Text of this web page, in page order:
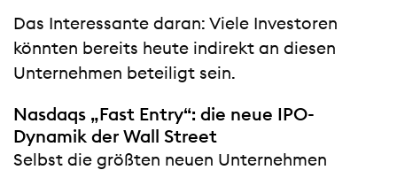
Das Interessante daran: Viele Investoren
könnten bereits heute indirekt an diesen
Unternehmen beteiligt sein.
Nasdaqs „Fast Entry“: die neue IPO-
Dynamik der Wall Street
Selbst die größten neuen Unternehmen